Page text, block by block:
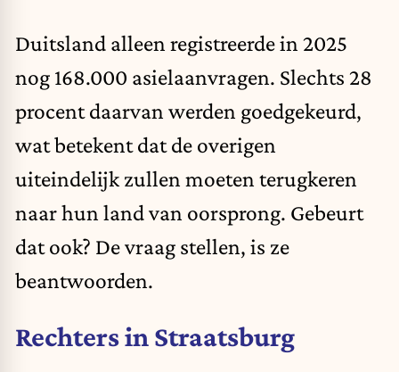
Duitsland alleen registreerde in 2025
nog 168.000 asielaanvragen. Slechts 28
procentdaarvan werden goedgekeurd,
wat betekent dat de overigen
uiteindelijk zullen moeten terugkeren
naar hun land van oorsprong. Gebeurt
dat ook? De vraag stellen, is ze
beantwoorden.
Rechters in Straatsburg